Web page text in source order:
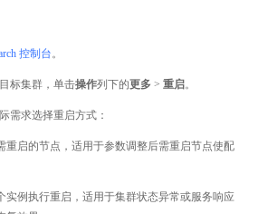
控制台 。
标集群，单击操作列下的更多 > 重启。
需求选择重启方式：
重启的节点，适用于参数调整后需重启节点使配
实例执行重启，适用于集群状态异常或服务响应